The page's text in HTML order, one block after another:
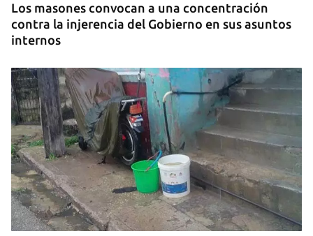
Los masones convocan a una concentración
contra la injerencia del Gobierno en sus asuntos
internos